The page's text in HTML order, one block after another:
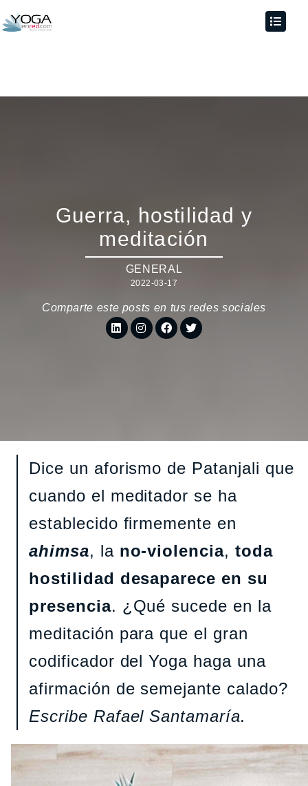
Guerra, hostilidad y
meditación
GENERAL
2022-03-17
Comparte este posts en tus redes sociales
Dice un aforismo de Patanjali que
cuando el meditador se ha
establecido firmemente en
ahimsa, la no-violencia,toda
hostilidad desaparece en su
presencia. ¿Qué sucede en la
meditación para que el gran
codificador del Yoga haga una
afirmación de semejante calado?
Escribe Rafael Santamaría.